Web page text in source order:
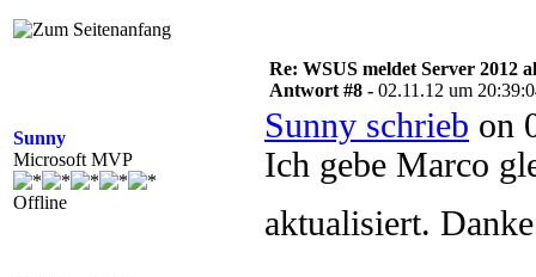
Sunny
Microsoft MVP
Offline
Re: WSUS meldet Server 2012
Antwort #8 - 02.11.12 um
Sunny schrieb on
Ich gebe Marco
aktualisiert.